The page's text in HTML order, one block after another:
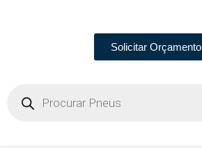
Solicitar Orçamento